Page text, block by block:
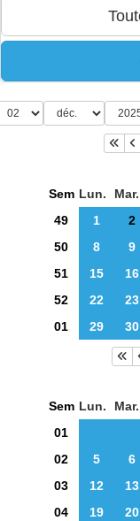
Sem Lun. Mar.
49
1 2
50
8 9
51
15 16
52
22 23
01
29 30
Sem Lun. Mar.
01
02
5 6
03
12 13
04
19 20